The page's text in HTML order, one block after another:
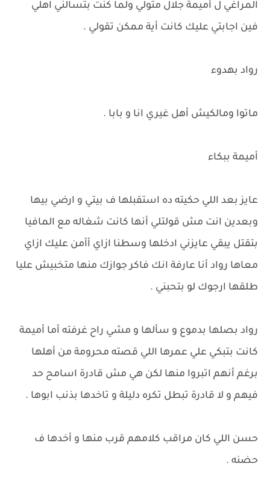
المراغي ل أميمة جلال متولي ولما كنت بتسالني اهلي
فين اجابتي عليك كانت أية ممكن تقولي .
رواد بهدوء
ماتوا ومالكيش أهل غيري انا و بابا .
أميمة ببكاء
عايز بعد اللي حكيته ده استقبلها ف بيتي و ارضي بيها
وبعدين انت مش قولتلي أنها كانت شغاله مع المافيا
بتقتل يبقي عايزني ادخلها وسطنا ازاي أأمن عليك ازاي
معاها رواد أنا عارفة انك فاكر جوازك منها متخبيش عليا
طلقها ارجوك لو بتحبني .
رواد بصلها بدموع و سألها و مشي راح غرفته أما أميمة
كانت بتبكي علي عمرها اللي قصته محرومة من أهلها
برغم أنهم اتبروا منها لكن هي مش قادرة اسامح حد
فيهم و لا قادرة تبطل تكره دليلة و تاخدها بذنب ابوها .
حسن اللي كان مراقب كلامهم قرب منها و أخدها ف
حضنه .